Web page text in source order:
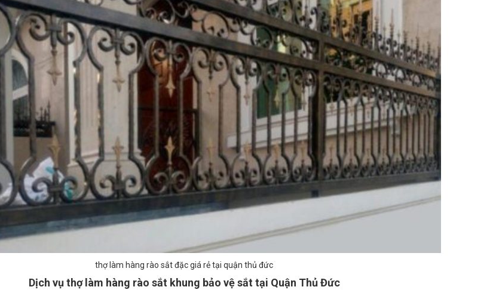
thợ làm hàng rào sắt đặc giá rẻ tại quận thủ đức
Dịch vụ thợ làm hàng rào sắt khung bảo vệ sắt tại Quận Thủ Đức